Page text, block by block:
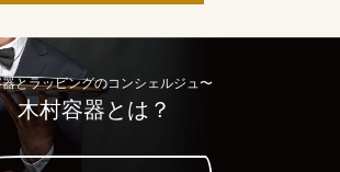
とラッピングのコンシェルジュ〜
木村容器とは？